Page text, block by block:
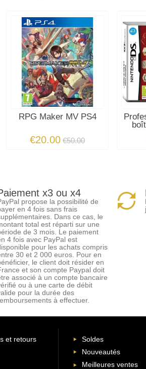
RPG Maker MV PS4
€20.00 €50.00
x3 ou x4
propose la possibilité de
en 4 fois sans frais
Dans ce cas, le
total est réparti sur une
de 3 mois. Le paiement
4 fois avec PayPal est
pour les achats compris
30 et 2 000 euros. Pour en
le client doit résider en
et son compte Paypal doit
associé à un compte bancaire
ou à une carte de débit
pour la durée des
à effectuer.
et retours
Soldes
Nouveautés
Meilleures ventes